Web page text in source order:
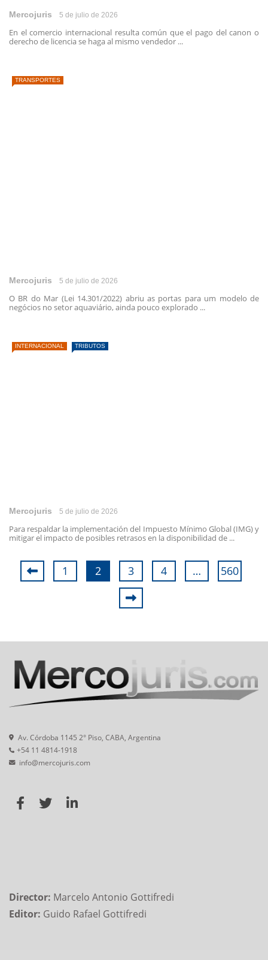
Mercojuris 5 de julio de 2026
En el comercio internacional resulta común que el pago del canon o
derecho de licencia se haga al mismo vendedor ...
TRANSPORTES
Mercojuris 5 de julio de 2026
O BR do Mar (Lei 14.301/2022) abriu as portas para um modelo de
negócios no setor aquaviário, ainda pouco explorado ...
INTERNACIONAL TRIBUTOS
Mercojuris 5 de julio de 2026
Para respaldar la implementación del Impuesto Mínimo Global (IMG) y
mitigar el impacto de posibles retrasos en la disponibilidad de ...
1 2 3 4 … 560
Av. Córdoba 1145 2° Piso, CABA, Argentina
+54 11 4814-1918
info@mercojuris.com
Director: Marcelo Antonio Gottifredi
Editor: Guido Rafael Gottifredi